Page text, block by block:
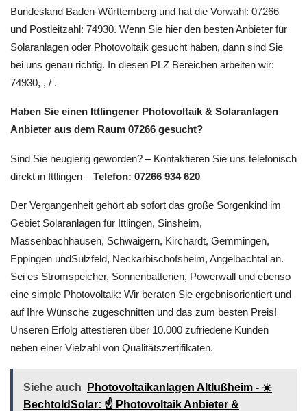
Bundesland Baden-Württemberg und hat die Vorwahl: 07266
und Postleitzahl: 74930. Wenn Sie hier den besten Anbieter für
Solaranlagen oder Photovoltaik gesucht haben, dann sind Sie
bei uns genau richtig. In diesen PLZ Bereichen arbeiten wir:
74930, , / .
Haben Sie einen Ittlingener Photovoltaik & Solaranlagen
Anbieter aus dem Raum 07266 gesucht?
Sind Sie neugierig geworden? – Kontaktieren Sie uns telefonisch
direkt in Ittlingen –Telefon: 07266 934 620
Der Vergangenheit gehört ab sofort das große Sorgenkind im
Gebiet Solaranlagen für Ittlingen, Sinsheim,
Massenbachhausen, Schwaigern, Kirchardt, Gemmingen,
Eppingen undSulzfeld, Neckarbischofsheim, Angelbachtal an.
Sei es Stromspeicher, Sonnenbatterien, Powerwall und ebenso
eine simple Photovoltaik: Wir beraten Sie ergebnisorientiert und
auf Ihre Wünsche zugeschnitten und das zum besten Preis!
Unseren Erfolg attestieren über 10.000 zufriedene Kunden
neben einer Vielzahl von Qualitätszertifikaten.
Siehe auch
Photovoltaikanlagen Altlußheim - ☀️
BechtoldSolar: ☝️ Photovoltaik Anbieter &